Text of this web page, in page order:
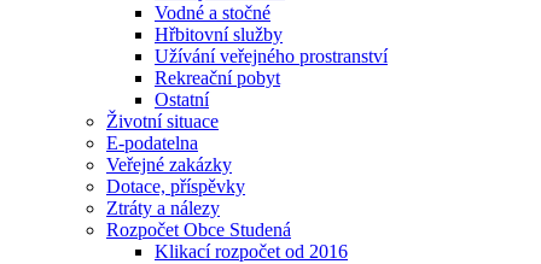
Vodné a stočné
Hřbitovní služby
Užívání veřejného prostranství
Rekreační pobyt
Ostatní
Životní situace
E-podatelna
Veřejné zakázky
Dotace, příspěvky
Ztráty a nálezy
Rozpočet Obce Studená
Klikací rozpočet od 2016